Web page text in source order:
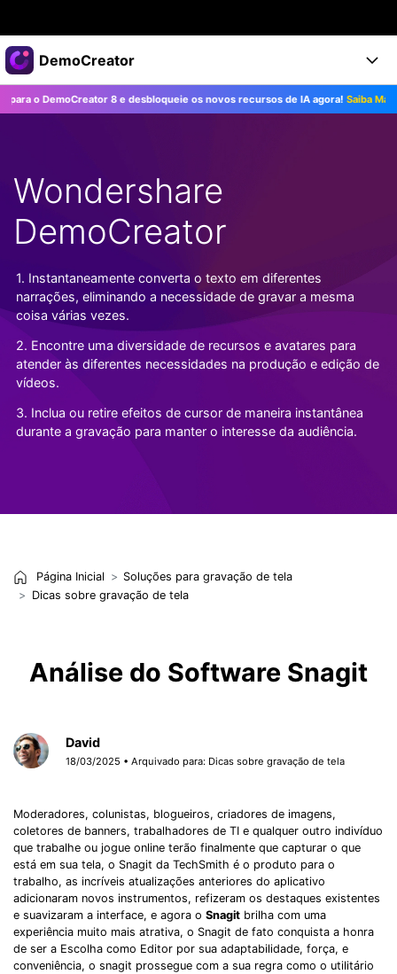
Produtos em destaque
Criatividade digital com IA generativa
Utilitários
Negócios
Sala de imprensa
Loja
Suporte
DemoCreator
Produtos
Recursos
Todos os recursos >
Recursos de IA
Dicas de IA
Todos os recursos de IA >
Soluções
DemoCreator para
Blog
Mais Soluções >
Central de Ajuda
Começe a Usar
Suporte
TESTE GRÁTIS COMPRE AGORA
Entrar
8 e desbloqueie os novos recursos de IA agora!Saiba Mais>>
Wondershare
DemoCreator
1. Instantaneamente converta o texto em diferentes
narrações, eliminando a necessidade de gravar a mesma
coisa várias vezes.
2. Encontre uma diversidade de recursos e avatares para
atender às diferentes necessidades na produção e edição de
vídeos.
3. Inclua ou retire efeitos de cursor de maneira instantânea
durante a gravação para manter o interesse da audiência.
Página Inicial
Soluções para gravação de tela
Dicas sobre gravação de tela
Análise do Software Snagit
David
18/03/2025 • Arquivado para: Dicas sobre gravação de tela
Moderadores, colunistas, blogueiros, criadores de imagens,
coletores de banners, trabalhadores de TI e qualquer outro indivíduo
que trabalhe ou jogue online terão finalmente que capturar o que
está em sua tela, o Snagit da TechSmith é o produto para o
trabalho, as incríveis atualizações anteriores do aplicativo
adicionaram novos instrumentos, refizeram os destaques existentes
e suavizaram a interface, e agora o Snagit brilha com uma
experiência muito mais atrativa, o Snagit de fato conquista a honra
de ser a Escolha como Editor por sua adaptabilidade, força, e
conveniência, o snagit prossegue com a sua regra como o utilitário